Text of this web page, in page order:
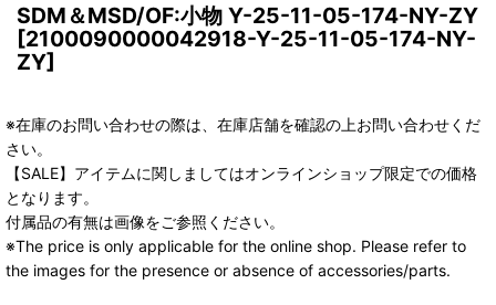
SDM＆MSD/OF:小物 Y-25-11-05-174-NY-ZY
[2100090000042918-Y-25-11-05-174-NY-
ZY]
※在庫のお問い合わせの際は、在庫店舗を確認の上お問い合わせくだ
さい。
【SALE】アイテムに関しましてはオンラインショップ限定での価格
となります。
付属品の有無は画像をご参照ください。
※The price is only applicable for the online shop. Please refer to
the images for the presence or absence of accessories/parts.